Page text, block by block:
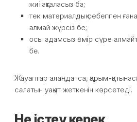
жиі ақталасыз ба;
тек материалдық себеппен
алмай жүрсіз бе;
осы адамсыз өмір сүре
бе.
Жауаптар алаңдатса, қарым-
салатын уақыт жеткенін көрсетеді.